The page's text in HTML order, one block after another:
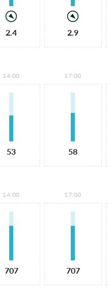
2.4 2.9
14:00
53
17:00
58
14:00
707
17:00
707